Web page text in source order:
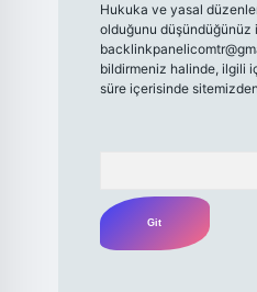
Hukuka ve yasal
olduğunu düşündüğünüz
bildirmeniz halinde, ilgili
süre içerisinde sitemizden